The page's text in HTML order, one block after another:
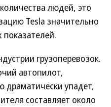
людей, это
Tesla значительно
грузоперевозок.
автопилот,
драматически упадет,
составляет около